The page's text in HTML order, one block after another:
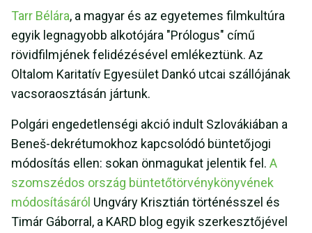
Tarr Bélára, a magyar és az egyetemes filmkultúra
egyik legnagyobb alkotójára "Prólogus" című
rövidfilmjének felidézésével emlékeztünk. Az
Oltalom Karitatív Egyesület Dankó utcai szállójának
vacsoraosztásán jártunk.
Polgári engedetlenségi akció indult Szlovákiában a
Beneš-dekrétumokhoz kapcsolódó büntetőjogi
módosítás ellen: sokan önmagukat jelentik fel. A
szomszédos ország büntetőtörvénykönyvének
módosításáról Ungváry Krisztián történésszel és
Timár Gáborral, a KARD blog egyik szerkesztőjével